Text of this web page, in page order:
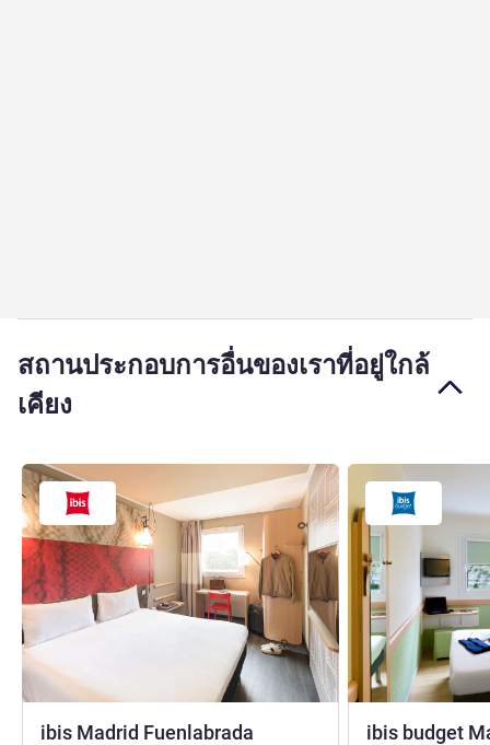
สถานประกอบการอื่นของเราที่อยู่ใกล้
เคียง
ibis Madrid Fuenlabrada ibis budget